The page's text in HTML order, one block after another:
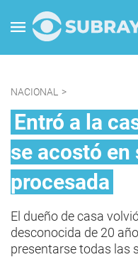
NACIONAL >
Entró a la
se acostó en
procesada
El dueño de casa
desconocida de 20
presentarse todas las